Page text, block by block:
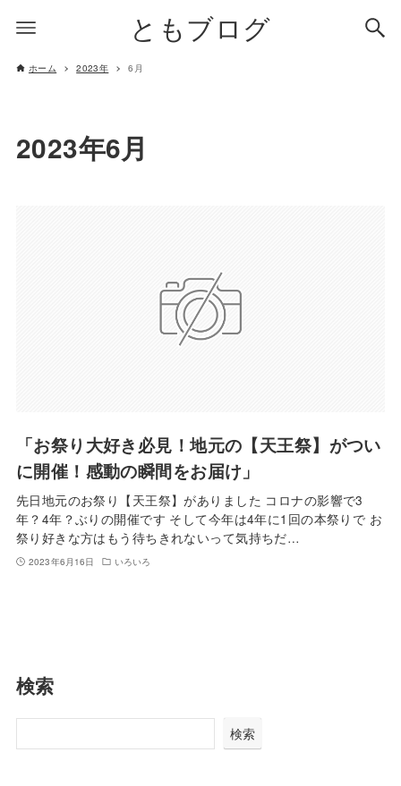
ともブログ
ホーム 2023年 6月
2023年6月
「お祭り大好き必見！地元の【天王祭】がつい
に開催！感動の瞬間をお届け」
先日地元のお祭り【天王祭】がありました コロナの影響で3
年？4年？ぶりの開催です そして今年は4年に1回の本祭りで お
祭り好きな方はもう待ちきれないって気持ちだ…
2023年6月16日 いろいろ
検索
検索